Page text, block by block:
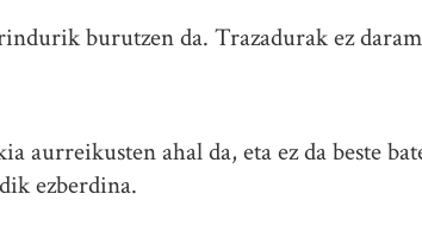
burutzen da. Trazadurak ez
aurreikusten ahal da, eta ez da beste
ezberdina.